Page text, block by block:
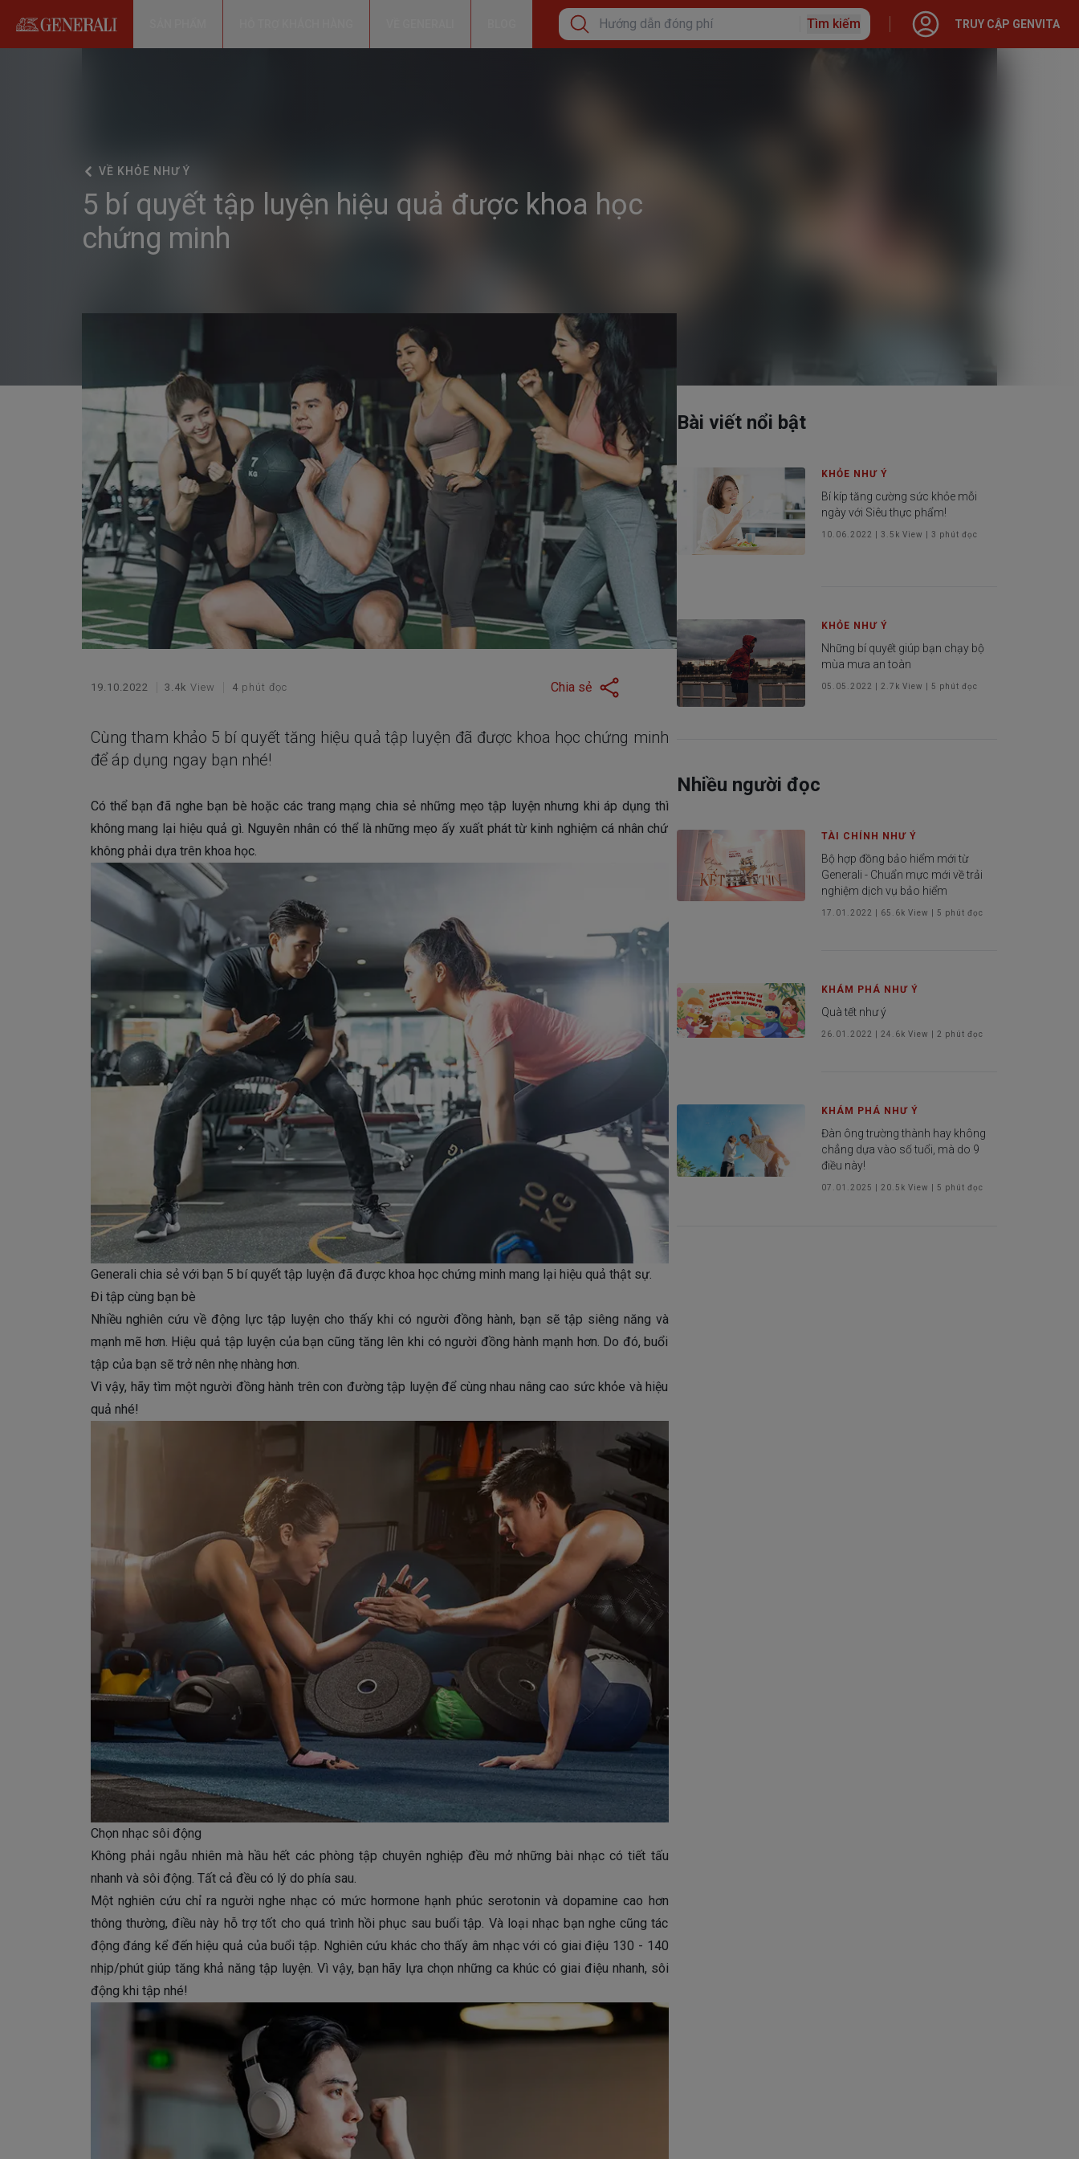
Tìm kiếm
Tìm kiếm xu hướng
Đầu tư tăng trưởng dài hạn
Có thể bạn quan tâm
Dịch vụ hợp đồng
Chương trình chăm sóc khách hàng
TRUY CẬP GENVITA
VỀ KHỎE NHƯ Ý
5 bí quyết tập luyện hiệu quả được khoa học
chứng minh
19.10.2022 3.4k View 4 phút đọc Chia sẻ
Cùng tham khảo 5 bí quyết tăng hiệu quả tập luyện đã được khoa học chứng minh
để áp dụng ngay bạn nhé!
Có thể bạn đã nghe bạn bè hoặc các trang mạng chia sẻ những mẹo tập luyện nhưng khi áp dụng thì
không mang lại hiệu quả gì. Nguyên nhân có thể là những mẹo ấy xuất phát từ kinh nghiệm cá nhân chứ
không phải dựa trên khoa học.
Generali chia sẻ với bạn 5 bí quyết tập luyện đã được khoa học chứng minh mang lại hiệu quả thật sự.
Đi tập cùng bạn bè
Nhiều nghiên cứu về động lực tập luyện cho thấy khi có người đồng hành, bạn sẽ tập siêng năng và
mạnh mẽ hơn. Hiệu quả tập luyện của bạn cũng tăng lên khi có người đồng hành mạnh hơn. Do đó, buổi
tập của bạn sẽ trở nên nhẹ nhàng hơn.
Vì vậy, hãy tìm một người đồng hành trên con đường tập luyện để cùng nhau nâng cao sức khỏe và hiệu
quả nhé!
Chọn nhạc sôi động
Không phải ngẫu nhiên mà hầu hết các phòng tập chuyên nghiệp đều mở những bài nhạc có tiết tấu
nhanh và sôi động. Tất cả đều có lý do phía sau.
Một nghiên cứu chỉ ra người nghe nhạc có mức hormone hạnh phúc serotonin và dopamine cao hơn
thông thường, điều này hỗ trợ tốt cho quá trình hồi phục sau buổi tập. Và loại nhạc bạn nghe cũng tác
động đáng kể đến hiệu quả của buổi tập. Nghiên cứu khác cho thấy âm nhạc với có giai điệu 130 - 140
nhịp/phút giúp tăng khả năng tập luyện. Vì vậy, bạn hãy lựa chọn những ca khúc có giai điệu nhanh, sôi
động khi tập nhé!
Bài viết nổi bật
KHỎE NHƯ Ý
Bí kíp tăng cường sức khỏe mỗi
ngày với Siêu thực phẩm!
10.06.2022 3.5k View | 3 phút đọc
KHỎE NHƯ Ý
Những bí quyết giúp bạn chạy bộ
mùa mưa an toàn
05.05.2022 2.7k View | 5 phút đọc
Nhiều người đọc
TÀI CHÍNH NHƯ Ý
Bộ hợp đồng bảo hiểm mới từ
Generali - Chuẩn mực mới về trải
nghiệm dịch vụ bảo hiểm
17.01.2022 65.6k View | 5 phút đọc
KHÁM PHÁ NHƯ Ý
Quà tết như ý
26.01.2022 24.6k View | 2 phút đọc
KHÁM PHÁ NHƯ Ý
Đàn ông trường thành hay không
chẳng dựa vào số tuổi, mà do 9
điều này!
07.01.2025 20.5k View | 5 phút đọc